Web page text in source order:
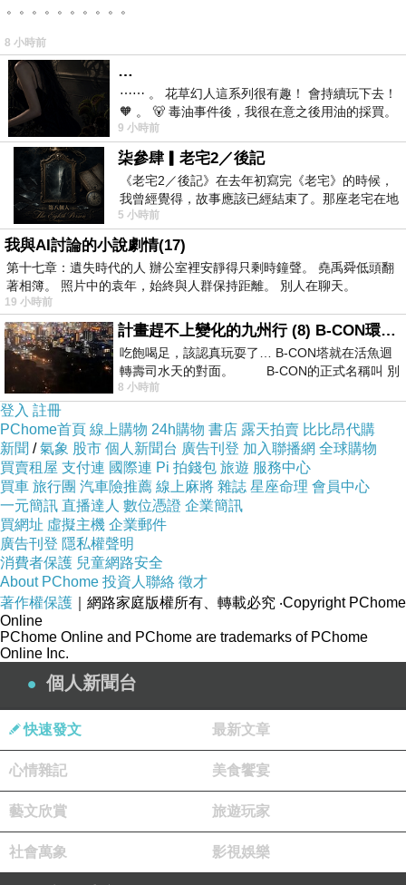
Today's Obento -- 15（2019/09/23 ~ 一）
※白飯
※香炸雞腿排
※鹽燙青花菜
※火腿玉米煎蛋
Good morning！
⛅
又到星期一囉！
這陣子天氣涼涼
睡得超舒服
實在不願起床呢！
是說
今年是不是涼得特別早呀？
今日炸了雞腿排
只用簡單的鹽，胡椒粉，米酒醃一下
就下鍋炸了
皮好脆
其實自己炸的雞腿排也很好吃
不用特別出去買啦
這雞腿排有點大
一大片
還可以分給老爺的便當
真棒~
。。。。。。。。。。
8 小時前
…
⋯⋯ 。 花草幻人這系列很有趣！ 會持續玩下去！
🧡 。 🐻 毒油事件後，我很在意之後用油的採買。
前天購買了我之前就很愛
9 小時前
柒參肆▎老宅2／後記
《老宅2／後記》在去年初寫完《老宅》的時候，
我曾經覺得，故事應該已經結束了。那座老宅在地
震中倒塌，七個人終於離開那片黑暗，
5 小時前
我與AI討論的小說劇情(17)
第十七章：遺失時代的人 辦公室裡安靜得只剩時鐘聲。 堯禹舜低頭翻
著相簿。 照片中的袁年，始終與人群保持距離。 別人在聊天。
19 小時前
計畫趕不上變化的九州行 (8) B-CON環球塔
吃飽喝足，該認真玩耍了… B-CON塔就在活魚迴
轉壽司水天的對面。 B-CON的正式名稱叫 別
8 小時前
登入 註冊
PChome首頁 線上購物 24h購物 書店 露天拍賣 比比昂代購
新聞 /氣象 股市 個人新聞台 廣告刊登 加入聯播網 全球購物
買賣租屋 支付連 國際連 Pi 拍錢包 旅遊 服務中心
買車 旅行團 汽車險推薦 線上麻將 雜誌 星座命理 會員中心
一元簡訊 直播達人 數位憑證 企業簡訊
買網址 虛擬主機 企業郵件
廣告刊登 隱私權聲明
消費者保護 兒童網路安全
About PChome 投資人聯絡 徵才
著作權保護 ｜網路家庭版權所有、轉載必究 ‧Copyright PChome
Online
PChome Online and PChome are trademarks of PChome
Online Inc.
個人新聞台
快速發文 最新文章
心情雜記 美食饗宴
藝文欣賞 旅遊玩家
社會萬象 影視娛樂